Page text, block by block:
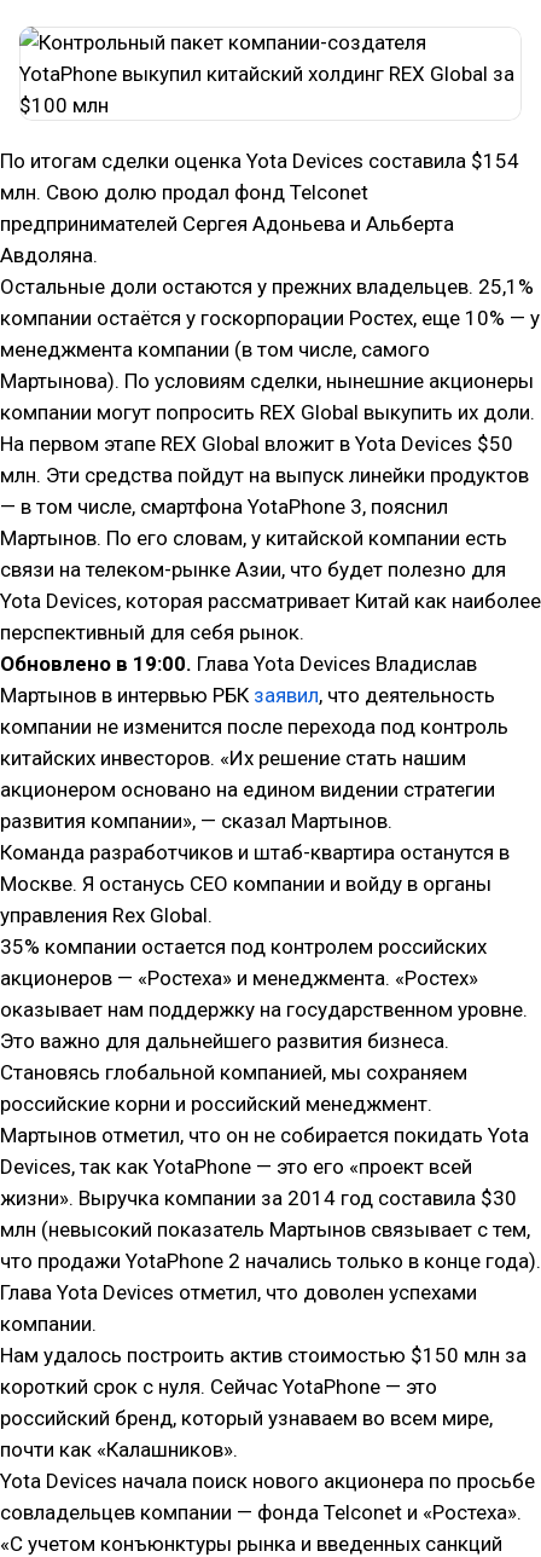
По итогам сделки оценка Yota Devices составила $154
млн. Свою долю продал фонд Telconet
предпринимателей Сергея Адоньева и Альберта
Авдоляна.
Остальные доли остаются у прежних владельцев. 25,1%
компании остаётся у госкорпорации Ростех, еще 10% — у
менеджмента компании (в том числе, самого
Мартынова). По условиям сделки, нынешние акционеры
компании могут попросить REX Global выкупить их доли.
На первом этапе REX Global вложит в Yota Devices $50
млн. Эти средства пойдут на выпуск линейки продуктов
— в том числе, смартфона YotaPhone 3, пояснил
Мартынов. По его словам, у китайской компании есть
связи на телеком-рынке Азии, что будет полезно для
Yota Devices, которая рассматривает Китай как наиболее
перспективный для себя рынок.
Обновлено в 19:00. Глава Yota Devices Владислав
Мартынов в интервью РБК заявил, что деятельность
компании не изменится после перехода под контроль
китайских инвесторов. «Их решение стать нашим
акционером основано на едином видении стратегии
развития компании», — сказал Мартынов.
Команда разработчиков и штаб-квартира останутся в
Москве. Я останусь CEO компании и войду в органы
управления Rex Global.
35% компании остается под контролем российских
акционеров — «Ростеха» и менеджмента. «Ростех»
оказывает нам поддержку на государственном уровне.
Это важно для дальнейшего развития бизнеса.
Становясь глобальной компанией, мы сохраняем
российские корни и российский менеджмент.
Мартынов отметил, что он не собирается покидать Yota
Devices, так как YotaPhone — это его «проект всей
жизни». Выручка компании за 2014 год составила $30
млн (невысокий показатель Мартынов связывает с тем,
что продажи YotaPhone 2 начались только в конце года).
Глава Yota Devices отметил, что доволен успехами
компании.
Нам удалось построить актив стоимостью $150 млн за
короткий срок с нуля. Сейчас YotaPhone — это
российский бренд, который узнаваем во всем мире,
почти как «Калашников».
Yota Devices начала поиск нового акционера по просьбе
совладельцев компании — фонда Telconet и «Ростеха».
«С учетом конъюнктуры рынка и введенных санкций